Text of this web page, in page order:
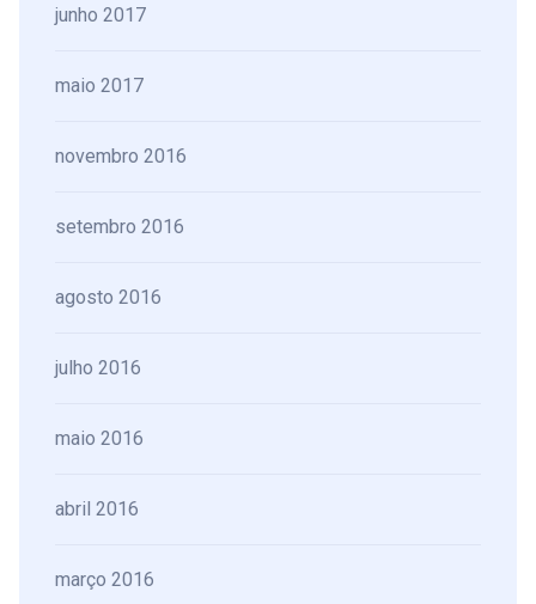
junho 2017
maio 2017
novembro 2016
setembro 2016
agosto 2016
julho 2016
maio 2016
abril 2016
março 2016